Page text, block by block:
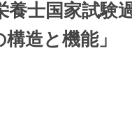
養士国家試験
造と機能」